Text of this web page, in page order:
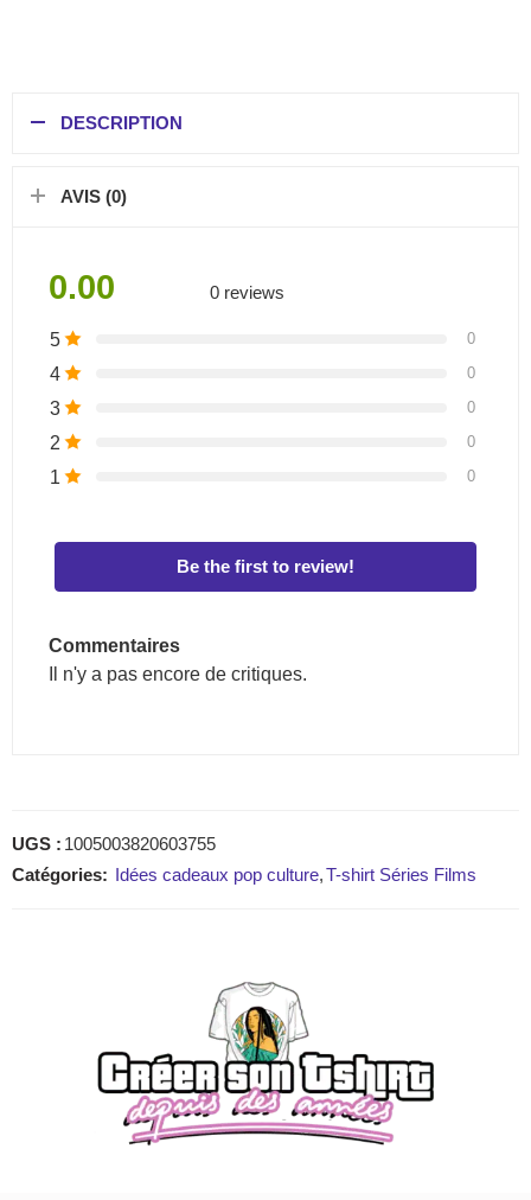
DESCRIPTION
AVIS (0)
0.00 0 reviews
5 0
4 0
3 0
2 0
1 0
Be the first to review!
Commentaires
Il n'y a pas encore de critiques.
UGS : 1005003820603755
Catégories:
Idées cadeaux pop culture,T-shirt Séries Films